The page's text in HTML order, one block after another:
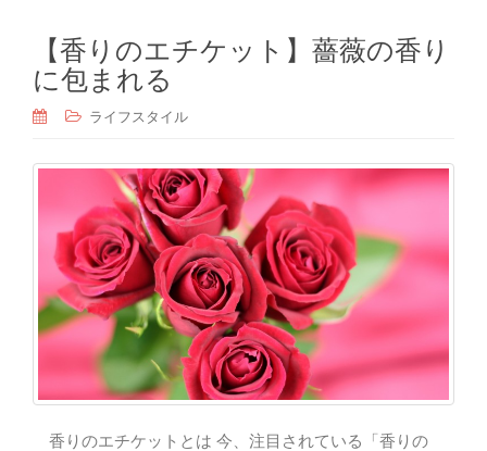
【香りのエチケット】薔薇の香り
に包まれる
ライフスタイル
香りのエチケットとは 今、注目されている「香りの